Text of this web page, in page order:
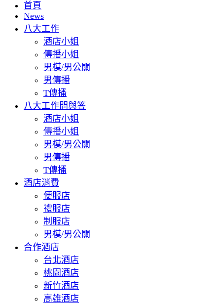
首頁
News
八大工作
酒店小姐
傳播小姐
男模/男公關
男傳播
T傳播
八大工作問與答
酒店小姐
傳播小姐
男模/男公關
男傳播
T傳播
酒店消費
便服店
禮服店
制服店
男模/男公關
合作酒店
台北酒店
桃園酒店
新竹酒店
高雄酒店